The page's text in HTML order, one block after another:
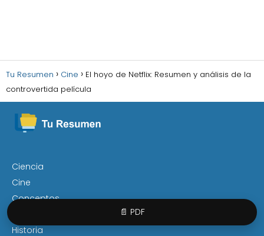
Tu Resumen Cine
El hoyo de Netflix: Resumen y análisis de la
controvertida película
Ciencia
Cine
Conceptos
Historia
📄 PDF